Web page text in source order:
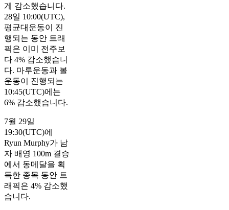
게 감소했습니다.
28일 10:00(UTC),
평균대운동이 진
행되는 동안 트래
픽은 이미 전주보
다 4% 감소했습니
다. 마루운동과 볼
운동이 진행되는
10:45(UTC)에는
6% 감소했습니다.
7월 29일
19:30(UTC)에
Ryun Murphy가 남
자 배영 100m 결승
에서 동메달을 획
득한 종목 동안 트
래픽은 4% 감소했
습니다.